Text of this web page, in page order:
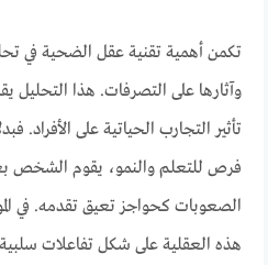
تكمن أهمية تقنية عقل الضحية في
وآثارها على التصرفات. هذا التحليل
تأثير التجارب الحياتية على الأفراد.
فرص للتعلم والنمو، يقوم الشخص
الصعوبات كحواجز تعيق تقدمه. في
هذه العقلية على شكل تفاعلات